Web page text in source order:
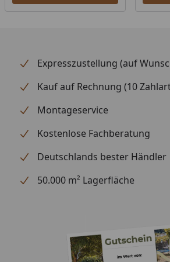
1
Alternativ:
(optional
Reiter
Empfohlene
Reiter
Expresszustellung (auf
Kauf auf Rechnung (10
Montageservice
Kostenlose Fachberatung
Deutschlands bester Händler
50.000 m² Lagerfläche